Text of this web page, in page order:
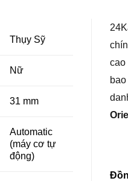
Thụy Sỹ
Nữ
31 mm
Automatic
(máy cơ tự
động)
cao